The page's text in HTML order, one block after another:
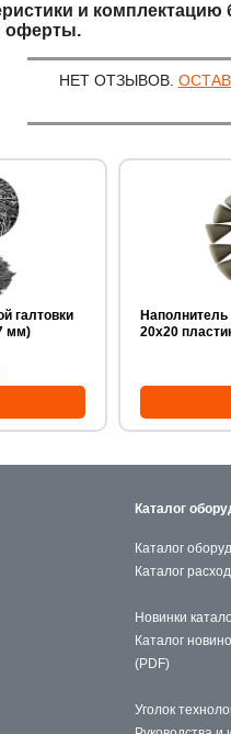
и комплектацию
оферты.
НЕТ ОТЗЫВОВ.
галтовки
мм)
Наполнитель для
20х20
Каталог
Каталог
Каталог
Новинки
Каталог
(PDF)
Уголок